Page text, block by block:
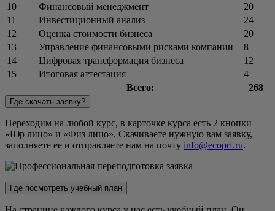
10
Финансовый менеджмент
20
11
Инвестиционный анализ
24
12
Оценка стоимости бизнеса
20
13
Управление финансовыми рисками компании
8
14
Цифровая трансформация бизнеса
12
15
Итоговая аттестация
4
Всего:
268
Где скачать заявку?
Переходим на любой курс, в карточке курса есть 2 кнопки
«Юр лицо» и «Физ лицо». Скачиваете нужную вам заявку,
заполняете ее и отправляете нам на почту info@ecoprf.ru.
Где посмотреть учебный план